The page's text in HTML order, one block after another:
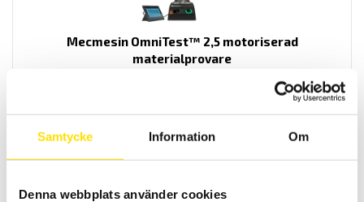
Samtycke Information Om
Denna webbplats använder cookies
Mecmesin OmniTest™ 2,5 motoriserad
materialprovare
PC styrd provställ/dragprovare för material och produktprovning
från Mecmesin med kapaciteter från 2,5 N upp till 2500 N